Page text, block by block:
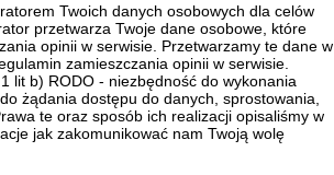
Twoich danych osobowych dla celów
przetwarza Twoje dane osobowe, które
opinii w serwisie. Przetwarzamy te dane w
zamieszczania opinii w serwisie.
lit b) RODO - niezbędność do wykonania
żądania dostępu do danych, sprostowania,
te oraz sposób ich realizacji opisaliśmy w
jak zakomunikować nam Twoją wolę